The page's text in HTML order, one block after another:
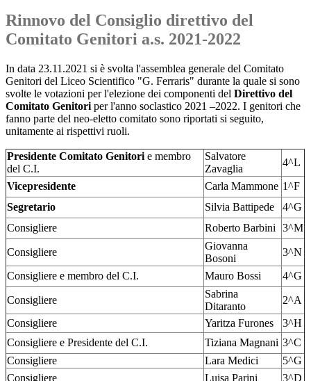
Rinnovo del Consiglio direttivo del
Comitato Genitori a.s. 2021-2022
In data 23.11.2021 si è svolta l'assemblea generale del Comitato
Genitori del Liceo Scientifico "G. Ferraris" durante la quale si sono
svolte le votazioni per l'elezione dei componenti del Direttivo del
Comitato Genitori per l'anno soclastico 2021 –2022. I genitori che
fanno parte del neo-eletto comitato sono riportati si seguito,
unitamente ai rispettivi ruoli.
Presidente Comitato Genitori e membro
del C.I.
Salvatore
Zavaglia
4^L
Vicepresidente
Carla Mammone 1^F
Segretario
Silvia Battipede
4^G
Consigliere
Roberto Barbini 3^M
Consigliere
Giovanna
Bosoni
3^N
Consigliere e membro del C.I.
Mauro Bossi 4^G
Consigliere
Sabrina
Ditaranto
2^A
Consigliere
Yaritza Furones
3^H
Consigliere e Presidente del C.I.
Tiziana Magnani 3^C
Consigliere
Lara Medici
5^G
Consigliere
Luisa Parini 3^D